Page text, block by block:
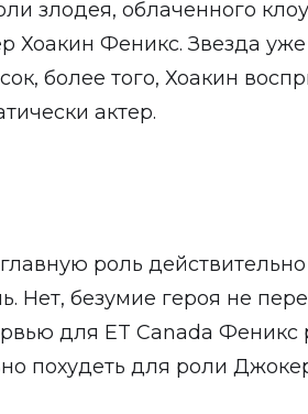
злодея, облаченного
Хоакин Феникс. Звезда
более того, Хоакин
актер.
роль действительно
Нет, безумие героя не
для ET Canada Феникс
похудеть для роли